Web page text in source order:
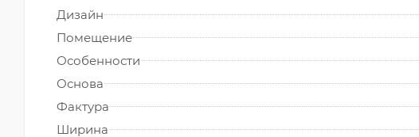
Дизайн
Помещение
Особенности
Основа
Фактура
Ширина